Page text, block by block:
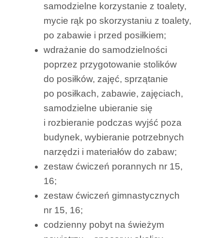
samodzielne korzystanie z toalety,
mycie rąk po skorzystaniu z toalety,
po zabawie i przed posiłkiem;
wdrażanie do samodzielności
poprzez przygotowanie stolików
do posiłków, zajęć, sprzątanie
po posiłkach, zabawie, zajęciach,
samodzielne ubieranie się
i rozbieranie podczas wyjść poza
budynek, wybieranie potrzebnych
narzędzi i materiałów do zabaw;
zestaw ćwiczeń porannych nr 15,
16;
zestaw ćwiczeń gimnastycznych
nr 15, 16;
codzienny pobyt na świeżym